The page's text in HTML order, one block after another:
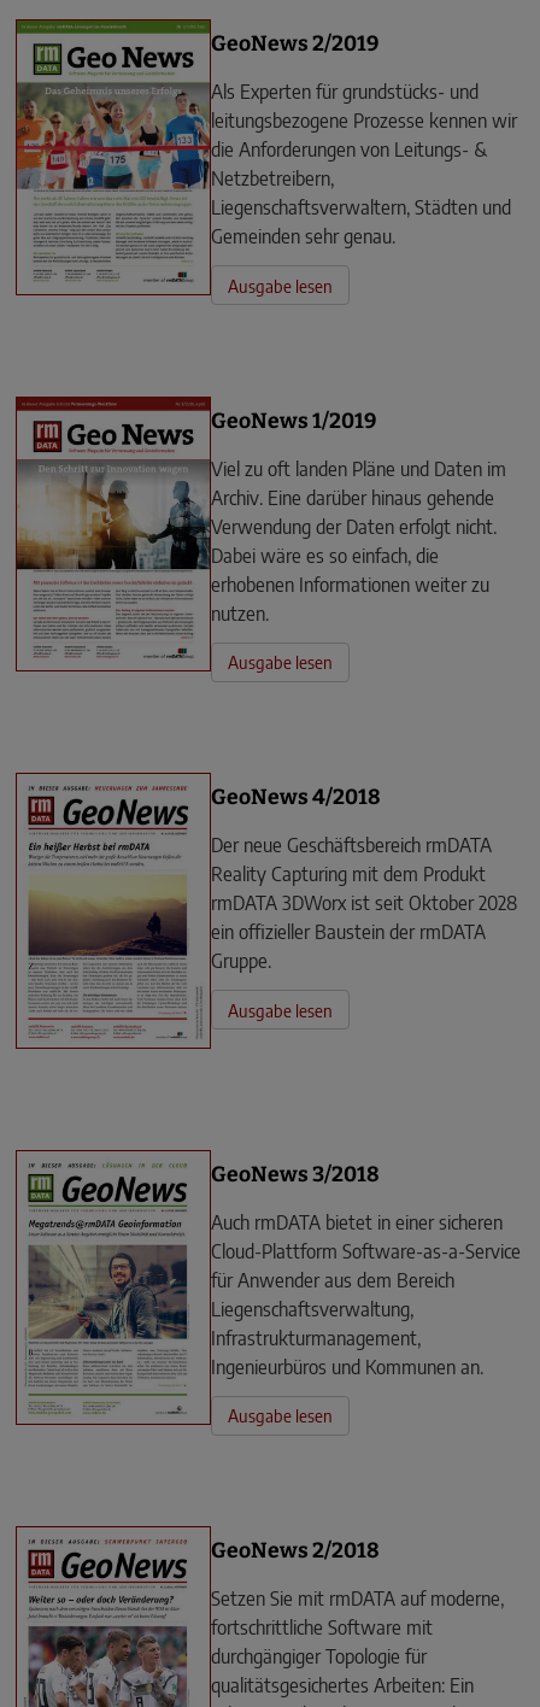
GeoNews 2/2019
Als Experten für grundstücks- und
leitungsbezogene Prozesse kennen wir
die Anforderungen von Leitungs- &
Netzbetreibern,
Liegenschaftsverwaltern, Städten und
Gemeinden sehr genau.
Ausgabe lesen
GeoNews 1/2019
Viel zu oft landen Pläne und Daten im
Archiv. Eine darüber hinaus gehende
Verwendung der Daten erfolgt nicht.
Dabei wäre es so einfach, die
erhobenen Informationen weiter zu
nutzen.
Ausgabe lesen
GeoNews 4/2018
Der neue Geschäftsbereich rmDATA
Reality Capturing mit dem Produkt
rmDATA 3DWorx ist seit Oktober 2028
ein offizieller Baustein der rmDATA
Gruppe.
Ausgabe lesen
GeoNews 3/2018
Auch rmDATA bietet in einer sicheren
Cloud-Plattform Software-as-a-Service
für Anwender aus dem Bereich
Liegenschaftsverwaltung,
Infrastrukturmanagement,
Ingenieurbüros und Kommunen an.
Ausgabe lesen
GeoNews 2/2018
Setzen Sie mit rmDATA auf moderne,
fortschrittliche Software mit
durchgängiger Topologie für
qualitätsgesichertes Arbeiten: Ein